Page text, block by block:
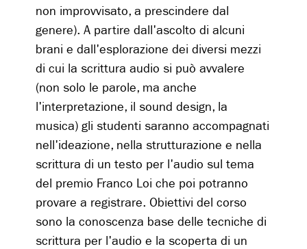
non improvvisato, a prescindere dal
genere). A partire dall'ascolto di alcuni
brani e dall'esplorazione dei diversi mezzi
di cui la scrittura audio si può avvalere
(non solo le parole, ma anche
l'interpretazione, il sound design, la
musica) gli studenti saranno accompagnati
nell'ideazione, nella strutturazione e nella
scrittura di un testo per l'audio sul tema
del premio Franco Loi che poi potranno
provare a registrare. Obiettivi del corso
sono la conoscenza base delle tecniche di
scrittura per l'audio e la scoperta di un